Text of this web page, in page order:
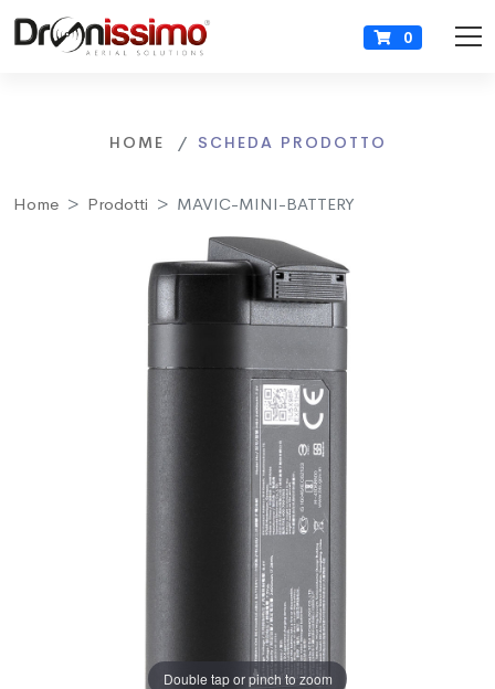
0
HOME SCHEDA PRODOTTO
Home Prodotti MAVIC-MINI-BATTERY
Double tap or pinch to zoom